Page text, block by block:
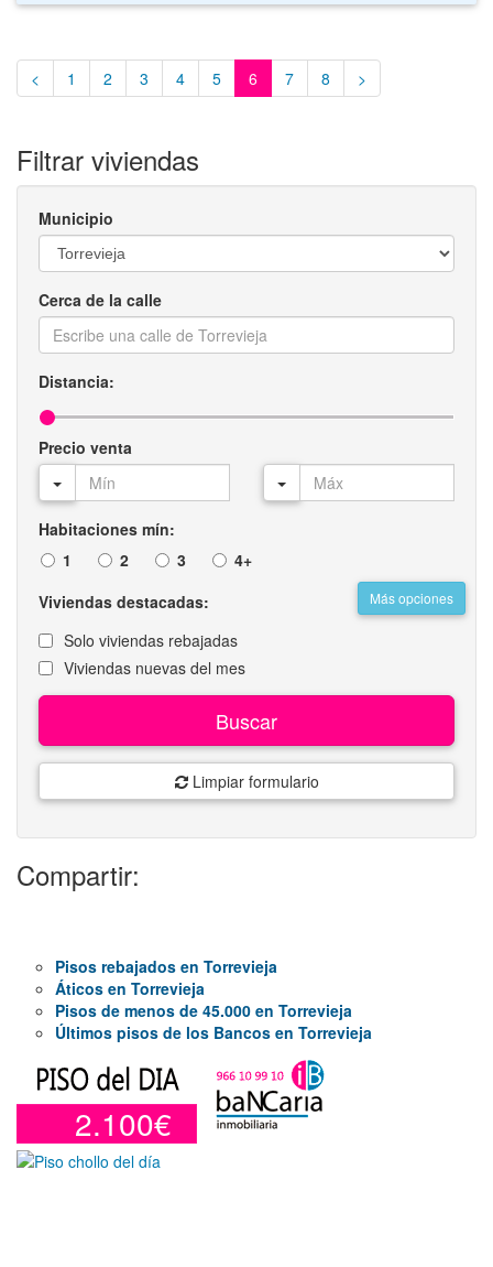
< 1 2 3 4 5 6 7 8 >
Filtrar viviendas
Municipio
Cerca de la calle
Distancia:
Precio venta
Habitaciones mín:
1
2 3 4+
Más opciones
Viviendas destacadas:
Solo viviendas rebajadas
Viviendas nuevas del mes
Buscar
Limpiar formulario
Compartir:
Pisos rebajados en Torrevieja
Áticos en Torrevieja
Pisos de menos de 45.000 en Torrevieja
Últimos pisos de los Bancos en Torrevieja
2.100€